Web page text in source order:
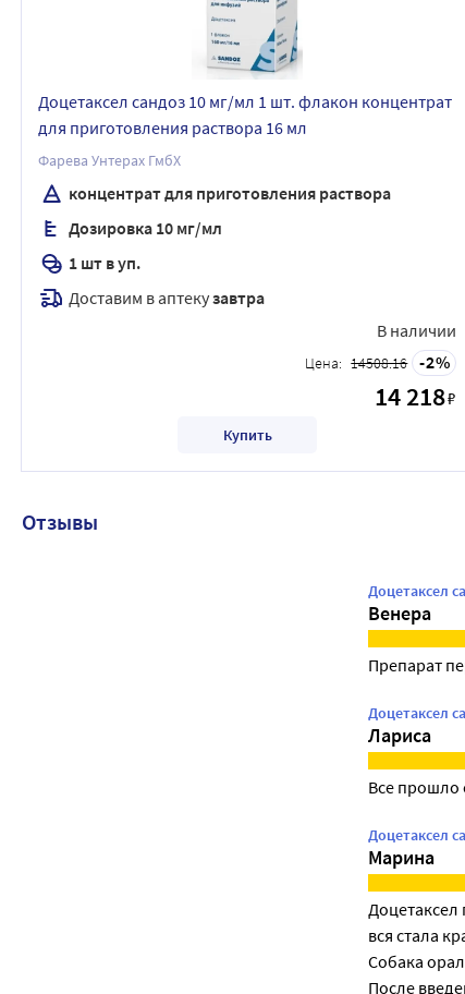
Доцетаксел сандоз 10 мг/мл 1 шт. флакон концентрат
для приготовления раствора 16 мл
Фарева Унтерах ГмбХ
концентрат для приготовления раствора
Дозировка 10 мг/мл
1 шт в уп.
Доставим в аптекузавтра
В наличии
Цена: 14508.16 2
14 218₽
Купить
Отзывы
Доцетаксел
Венера
Препарат
Доцетаксел
Лариса
Все прошло
Доцетаксел
Марина
Доцетаксел
вся стала
Собака
После